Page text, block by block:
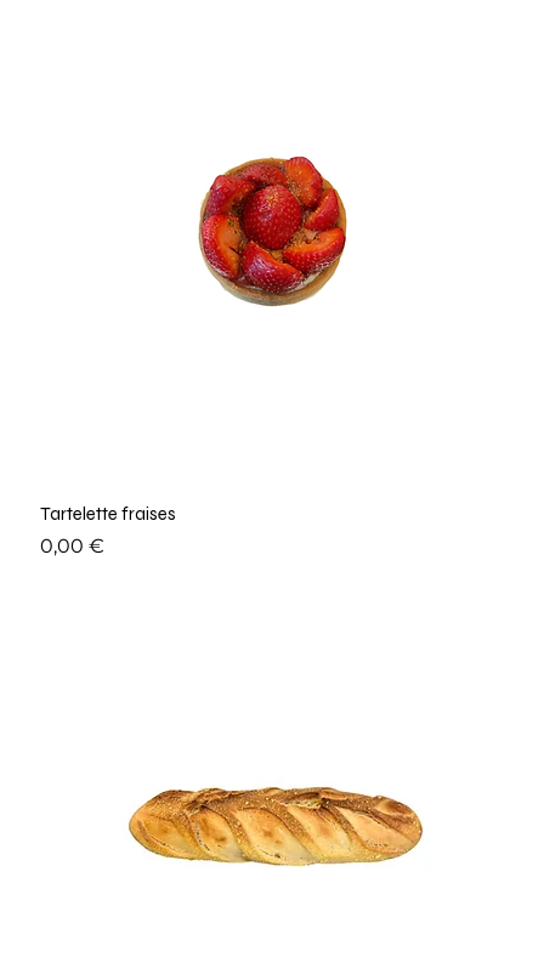
Tartelette fraises
Prix
0,00 €